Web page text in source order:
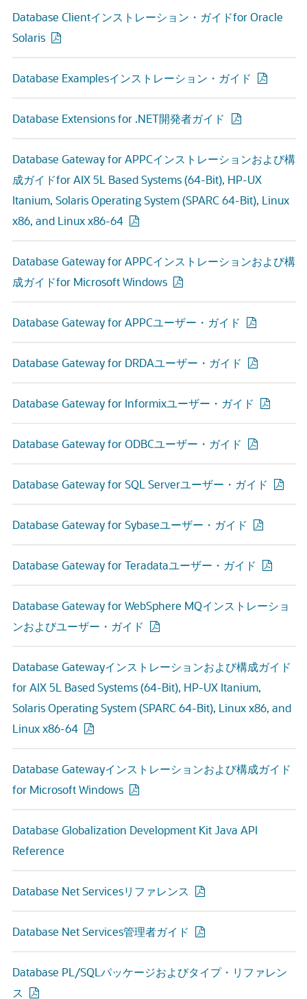
Database Clientインストレーション・ガイドfor Oracle
Solaris
Database Examplesインストレーション・ガイド
Database Extensions for .NET開発者ガイド
Database Gateway for APPCインストレーションおよび構
成ガイドfor AIX 5L Based Systems (64-Bit), HP-UX
Itanium, Solaris Operating System (SPARC 64-Bit), Linux
x86, and Linux x86-64
Database Gateway for APPCインストレーションおよび構
成ガイドfor Microsoft Windows
Database Gateway for APPCユーザー・ガイド
Database Gateway for DRDAユーザー・ガイド
Database Gateway for Informixユーザー・ガイド
Database Gateway for ODBCユーザー・ガイド
Database Gateway for SQL Serverユーザー・ガイド
Database Gateway for Sybaseユーザー・ガイド
Database Gateway for Teradataユーザー・ガイド
Database Gateway for WebSphere MQインストレーショ
ンおよびユーザー・ガイド
Database Gatewayインストレーションおよび構成ガイド
for AIX 5L Based Systems (64-Bit), HP-UX Itanium,
Solaris Operating System (SPARC 64-Bit), Linux x86, and
Linux x86-64
Database Gatewayインストレーションおよび構成ガイド
for Microsoft Windows
Database Globalization Development Kit Java API
Reference
Database Net Servicesリファレンス
Database Net Services管理者ガイド
Database PL/SQLパッケージおよびタイプ・リファレン
ス